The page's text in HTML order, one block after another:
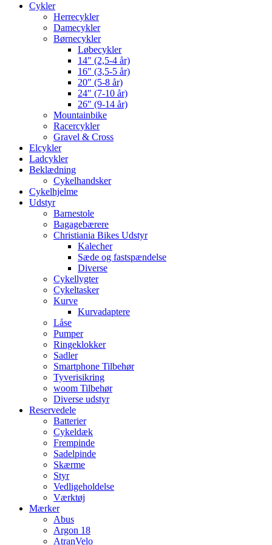
Cykler
Herrecykler
Damecykler
Børnecykler
Løbecykler
14″ (2,5-4 år)
16″ (3,5-5 år)
20″ (5-8 år)
24″ (7-10 år)
26″ (9-14 år)
Mountainbike
Racercykler
Gravel & Cross
Elcykler
Ladcykler
Beklædning
Cykelhandsker
Cykelhjelme
Udstyr
Barnestole
Bagagebærere
Christiania Bikes Udstyr
Kalecher
Sæde og fastspændelse
Diverse
Cykellygter
Cykeltasker
Kurve
Kurvadaptere
Låse
Pumper
Ringeklokker
Sadler
Smartphone Tilbehør
Tyverisikring
woom Tilbehør
Diverse udstyr
Reservedele
Batterier
Cykeldæk
Frempinde
Sadelpinde
Skærme
Styr
Vedligeholdelse
Værktøj
Mærker
Abus
Argon 18
AtranVelo